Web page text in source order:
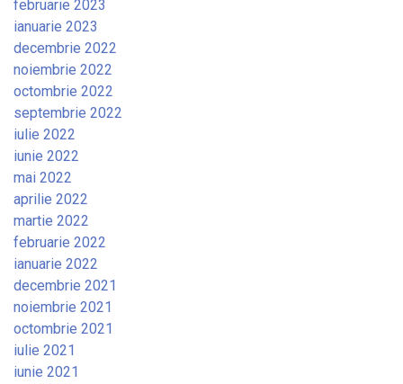
februarie 2023
ianuarie 2023
decembrie 2022
noiembrie 2022
octombrie 2022
septembrie 2022
iulie 2022
iunie 2022
mai 2022
aprilie 2022
martie 2022
februarie 2022
ianuarie 2022
decembrie 2021
noiembrie 2021
octombrie 2021
iulie 2021
iunie 2021